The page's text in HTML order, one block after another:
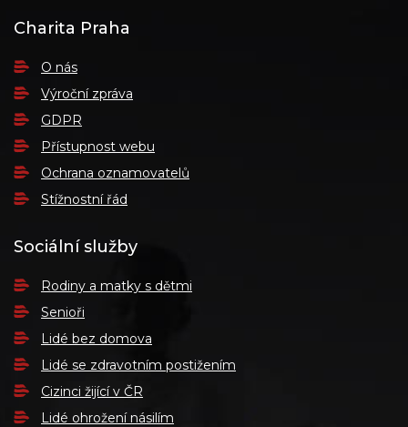
Charita Praha
O nás
Výroční zpráva
GDPR
Přístupnost webu
Ochrana oznamovatelů
Stížnostní řád
Sociální služby
Rodiny a matky s dětmi
Senioři
Lidé bez domova
Lidé se zdravotním postižením
Cizinci žijící v ČR
Lidé ohrožení násilím